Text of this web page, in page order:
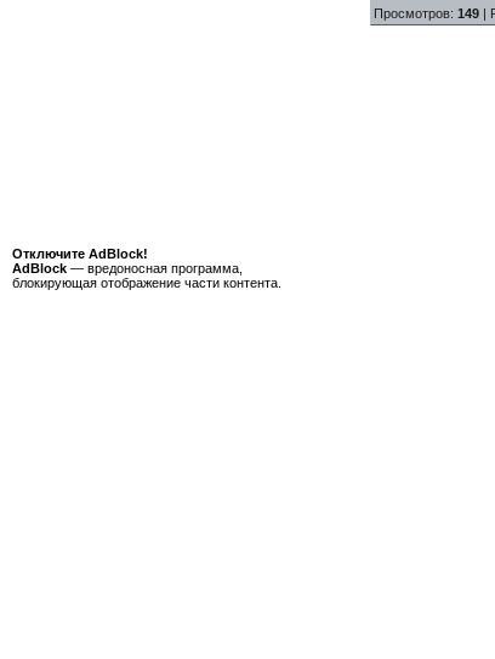
Отключите AdBlock!
AdBlock — вредоносная программа,
блокирующая отображение части контента.
Просмотров: 149 |